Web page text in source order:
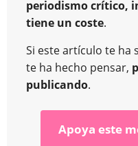
periodismo crítico,
tiene un coste.
Si este artículo te ha
te ha hecho pensar,
publicando.
Apoya este